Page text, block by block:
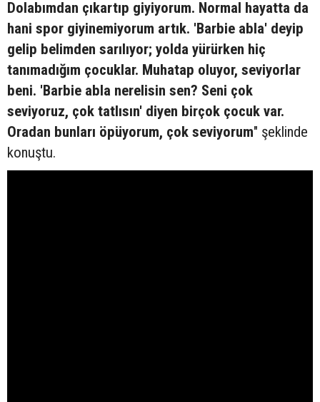
Dolabımdan çıkartıp giyiyorum. Normal hayatta da
hani spor giyinemiyorum artık. 'Barbie abla' deyip
gelip belimden sarılıyor; yolda yürürken hiç
tanımadığım çocuklar. Muhatap oluyor, seviyorlar
beni. 'Barbie abla nerelisin sen? Seni çok
seviyoruz, çok tatlısın' diyen birçok çocuk var.
Oradan bunları öpüyorum, çok seviyorum" şeklinde
konuştu.